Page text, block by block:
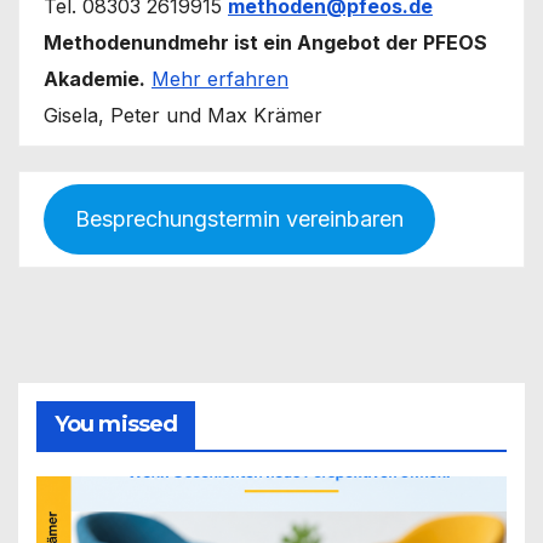
Tel. 08303 2619915 methoden@pfeos.de
Methodenundmehr ist ein Angebot der PFEOS
Akademie. Mehr erfahren
Gisela, Peter und Max Krämer
Besprechungstermin vereinbaren
You missed